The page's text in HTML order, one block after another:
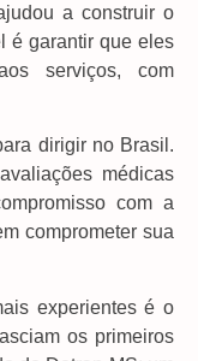
a construir o
é garantir que eles
serviços, com
dirigir no Brasil.
médicas
com a
comprometer sua
experientes é o
os primeiros